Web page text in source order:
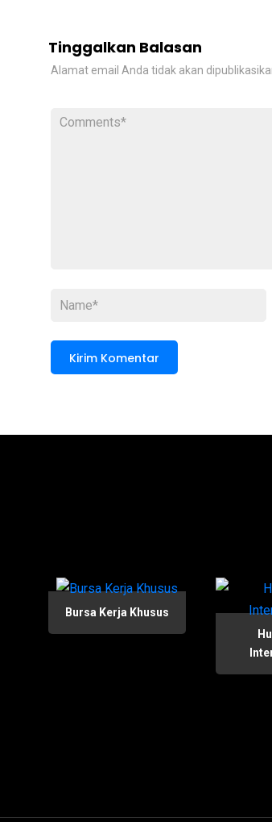
Tinggalkan Balasan
Alamat email Anda tidak akan
Bursa Kerja Khusus